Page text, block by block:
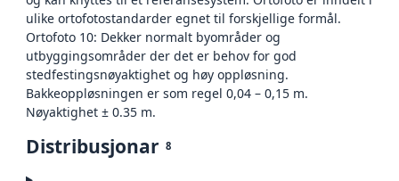
ulike ortofotostandarder egnet til forskjellige formål.
Ortofoto 10: Dekker normalt byområder og
utbyggingsområder der det er behov for god
stedfestingsnøyaktighet og høy oppløsning.
Bakkeoppløsningen er som regel 0,04 – 0,15 m.
Nøyaktighet ± 0.35 m.
Distribusjonar 8